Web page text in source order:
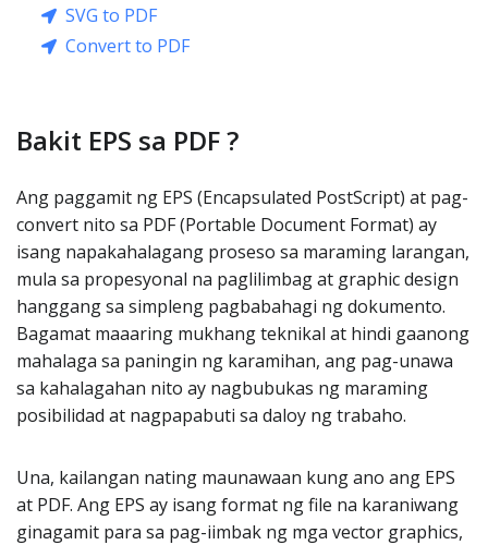
SVG to PDF
Convert to PDF
Bakit EPS sa PDF ?
Ang paggamit ng EPS (Encapsulated PostScript) at pag-
convert nito sa PDF (Portable Document Format) ay
isang napakahalagang proseso sa maraming larangan,
mula sa propesyonal na paglilimbag at graphic design
hanggang sa simpleng pagbabahagi ng dokumento.
Bagamat maaaring mukhang teknikal at hindi gaanong
mahalaga sa paningin ng karamihan, ang pag-unawa
sa kahalagahan nito ay nagbubukas ng maraming
posibilidad at nagpapabuti sa daloy ng trabaho.
Una, kailangan nating maunawaan kung ano ang EPS
at PDF. Ang EPS ay isang format ng file na karaniwang
ginagamit para sa pag-iimbak ng mga vector graphics,